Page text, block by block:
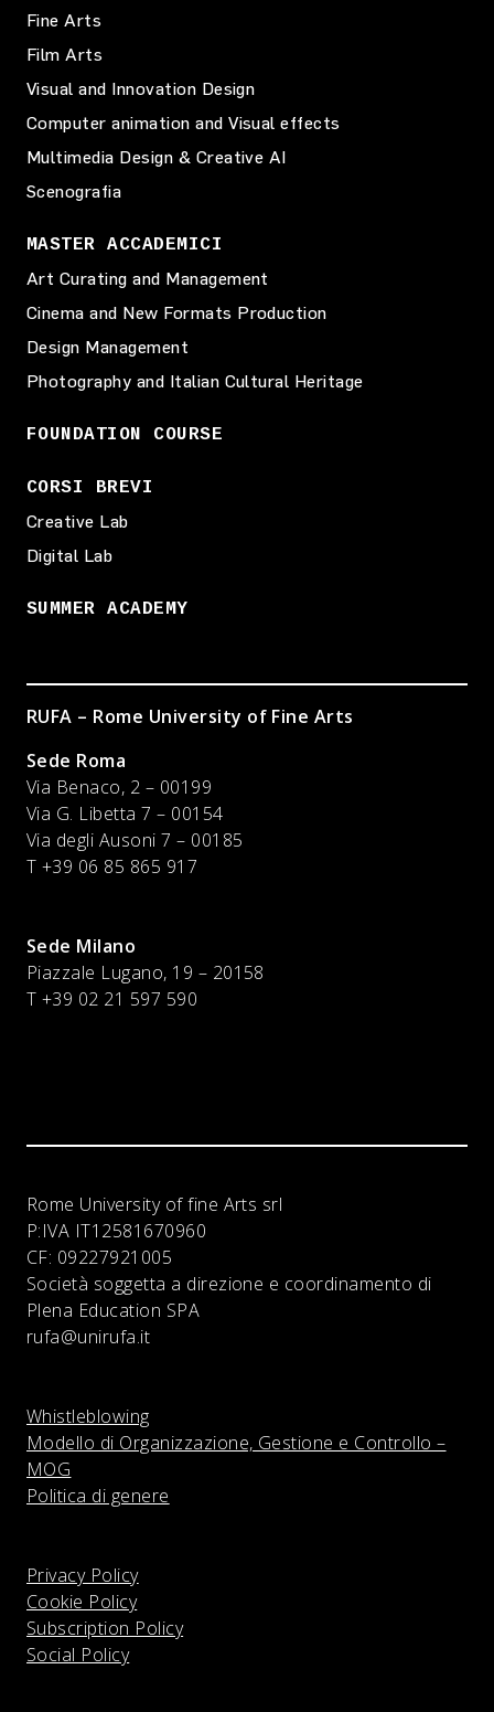
Fine Arts
Film Arts
Visual and Innovation Design
Computer animation and Visual effects
Multimedia Design & Creative AI
Scenografia
MASTER ACCADEMICI
Art Curating and Management
Cinema and New Formats Production
Design Management
Photography and Italian Cultural Heritage
FOUNDATION COURSE
CORSI BREVI
Creative Lab
Digital Lab
SUMMER ACADEMY
RUFA – Rome University of Fine Arts
Sede Roma
Via Benaco, 2 – 00199
Via G. Libetta 7 – 00154
Via degli Ausoni 7 – 00185
T +39 06 85 865 917
Sede Milano
Piazzale Lugano, 19 – 20158
T +39 02 21 597 590
Rome University of fine Arts srl
P:IVA IT12581670960
CF: 09227921005
Società soggetta a direzione e coordinamento di
Plena Education SPA
rufa@unirufa.it
Whistleblowing
Modello di Organizzazione, Gestione e Controllo –
MOG
Politica di genere
Privacy Policy
Cookie Policy
Subscription Policy
Social Policy